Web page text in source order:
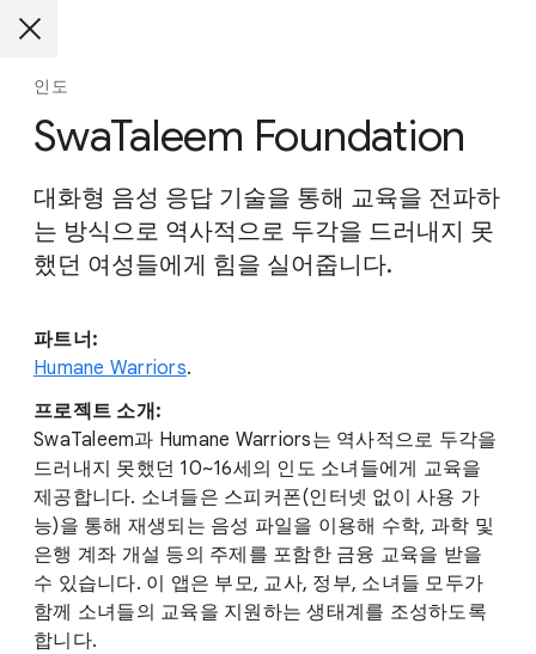
인도
SwaTaleem Foundation
대화형 음성 응답 기술을 통해 교육을 전파하
는 방식으로 역사적으로 두각을 드러내지 못
했던 여성들에게 힘을 실어줍니다.
파트너:
Humane Warriors.
프로젝트 소개:
SwaTaleem과 Humane Warriors는 역사적으로 두각을
드러내지 못했던 10~16세의 인도 소녀들에게 교육을
제공합니다. 소녀들은 스피커폰(인터넷 없이 사용 가
능)을 통해 재생되는 음성 파일을 이용해 수학, 과학 및
은행 계좌 개설 등의 주제를 포함한 금융 교육을 받을
수 있습니다. 이 앱은 부모, 교사, 정부, 소녀들 모두가
함께 소녀들의 교육을 지원하는 생태계를 조성하도록
합니다.